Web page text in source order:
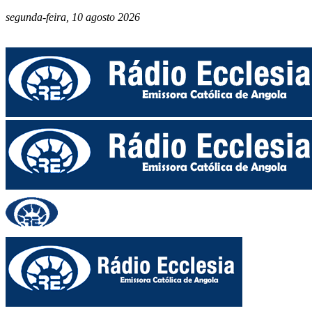
segunda-feira, 10 agosto 2026